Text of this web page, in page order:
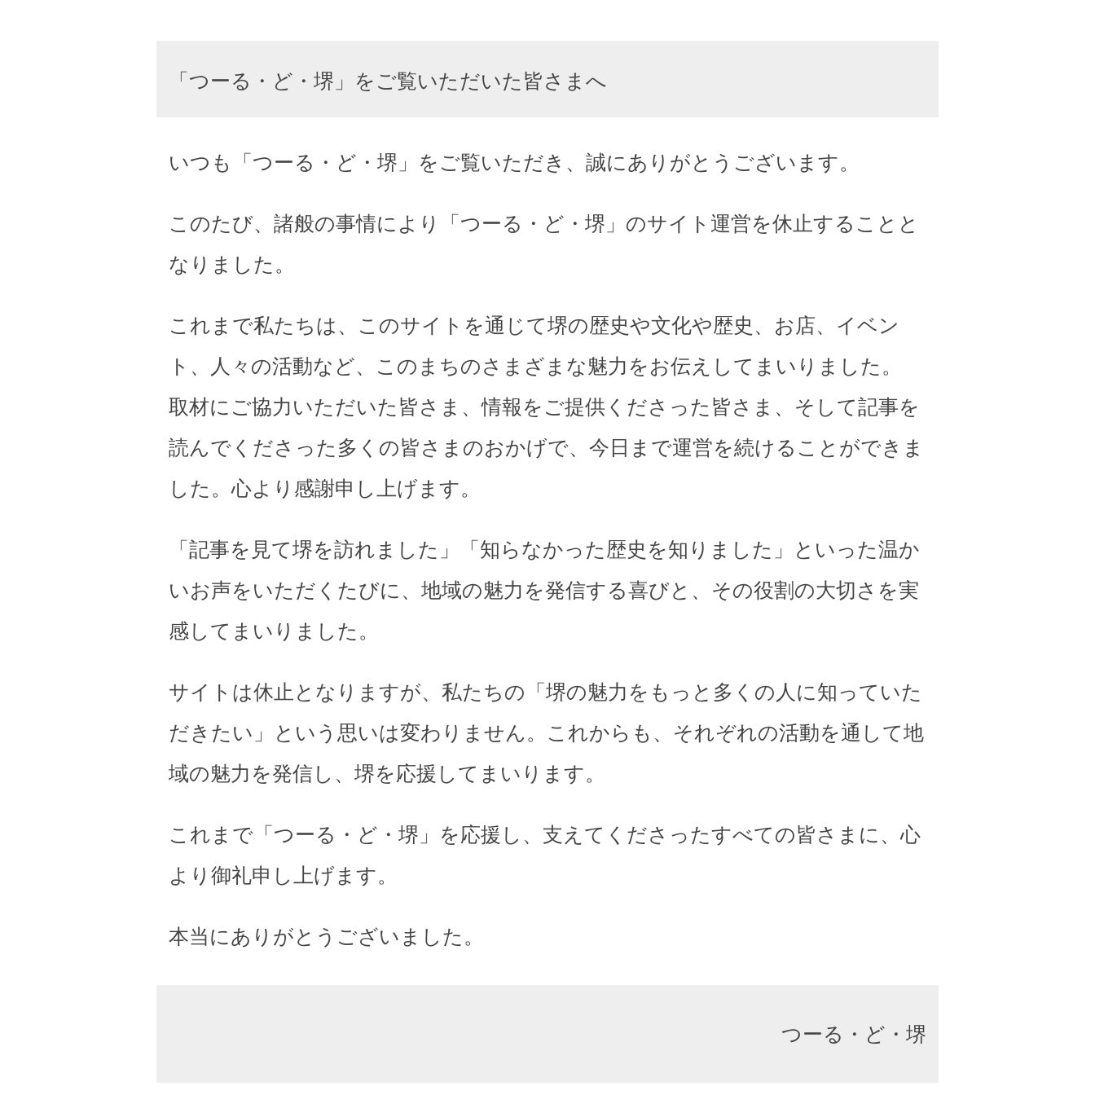
「つーる・ど・堺」をご覧いただいた皆さまへ
いつも「つーる・ど・堺」をご覧いただき、誠にありがとうございます。
このたび、諸般の事情により「つーる・ど・堺」のサイト運営を休止することと
なりました。
これまで私たちは、このサイトを通じて堺の歴史や文化や歴史、お店、イベン
ト、人々の活動など、このまちのさまざまな魅力をお伝えしてまいりました。
取材にご協力いただいた皆さま、情報をご提供くださった皆さま、そして記事を
読んでくださった多くの皆さまのおかげで、今日まで運営を続けることができま
した。心より感謝申し上げます。
「記事を見て堺を訪れました」「知らなかった歴史を知りました」といった温か
いお声をいただくたびに、地域の魅力を発信する喜びと、その役割の大切さを実
感してまいりました。
サイトは休止となりますが、私たちの「堺の魅力をもっと多くの人に知っていた
だきたい」という思いは変わりません。これからも、それぞれの活動を通して地
域の魅力を発信し、堺を応援してまいります。
これまで「つーる・ど・堺」を応援し、支えてくださったすべての皆さまに、心
より御礼申し上げます。
本当にありがとうございました。
つーる・ど・堺